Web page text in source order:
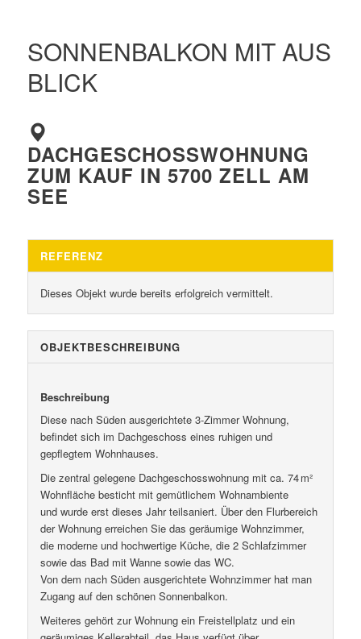
SONNENBALKON MIT AUS
BLICK
DACHGESCHOSSWOHNUNG
ZUM KAUF IN 5700 ZELL AM
SEE
REFERENZ
Dieses Objekt wurde bereits erfolgreich vermittelt.
OBJEKT­BESCHREIBUNG
Beschreibung
Diese nach Süden ausgerichtete 3-Zimmer Wohnung,
befindet sich im Dachgeschoss eines ruhigen und
gepflegtem Wohnhauses.
Die zentral gelegene Dachgeschosswohnung mit ca. 74 m²
Wohnfläche besticht mit gemütlichem Wohnambiente
und wurde erst dieses Jahr teilsaniert. Über den Flurbereich
der Wohnung erreichen Sie das geräumige Wohnzimmer,
die moderne und hochwertige Küche, die 2 Schlafzimmer
sowie das Bad mit Wanne sowie das WC.
Von dem nach Süden ausgerichtete Wohnzimmer hat man
Zugang auf den schönen Sonnenbalkon.
Weiteres gehört zur Wohnung ein Freistellplatz und ein